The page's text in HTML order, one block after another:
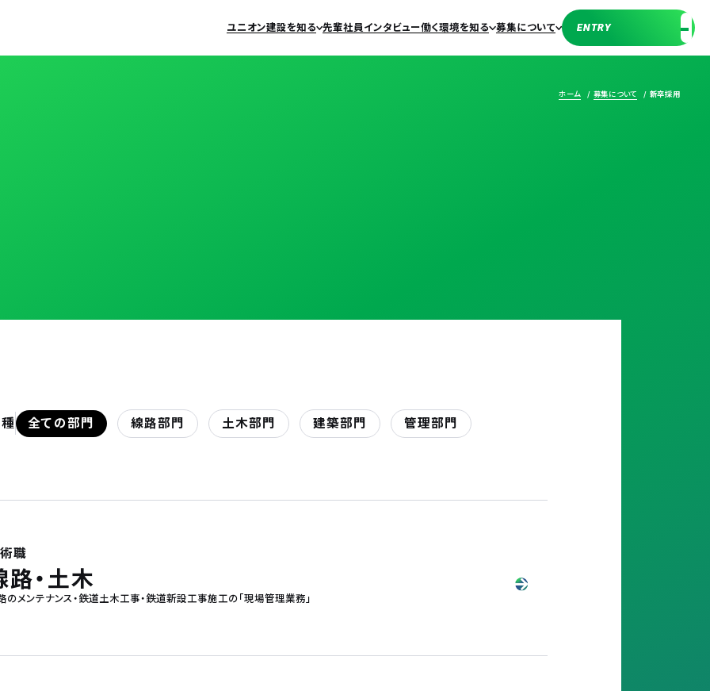
ユニオン建設を知る 先輩社員インタビュー働く環境を知る 募集について ENTRY
ENTRY
ホーム 募集について 新卒採用
全ての部門 線路部門 土木部門 建築部門 管理部門
職
路・土木
のメンテナンス・鉄道土木工事・鉄道新設工事施工の「現場管理業務」